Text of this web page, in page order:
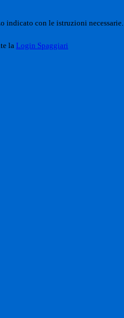
indicato con le istruzioni necessarie.
la Login Spaggiari